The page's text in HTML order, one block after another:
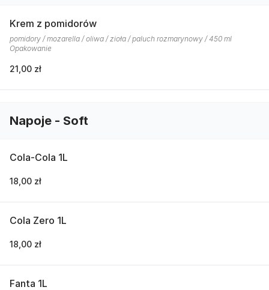
Krem z pomidorów
pomidory / mozarella / oliwa / zioła / paluch rozmarynowy / 450 ml
Opakowanie
21,00 zł
Napoje - Soft
Cola-Cola 1L
18,00 zł
Cola Zero 1L
18,00 zł
Fanta 1L